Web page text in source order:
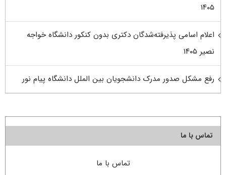
۱۴۰۵
اعلام اسامی پذیرفته‌شدگان دکتری بدون کنکور دانشگاه خواجه
نصیر ۱۴۰۵
رفع مشکل صدور مدرک دانشجویان بین الملل دانشگاه پیام نور
تماس با ما
تماس با ما